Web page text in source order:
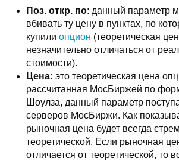
Поз. откр. по: данный параметр
вбивать ту цену в пунктах, по
купилиопцион (теоретическая
незначительно отличаться от
стоимости).
Цена:это теоретическая цена
рассчитанная МосБиржей по
Шоулза, данный параметр
серверов МосБиржи. Как
рыночная цена будет всегда
теоретической. Если рыночная
отличается от теоретической, то